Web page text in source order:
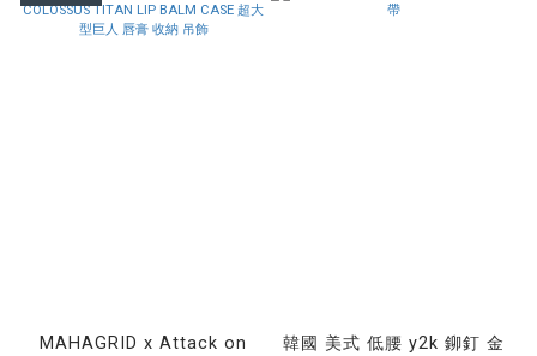
MAHAGRID x Attack on
韓國 美式 低腰 y2k 鉚釘 金